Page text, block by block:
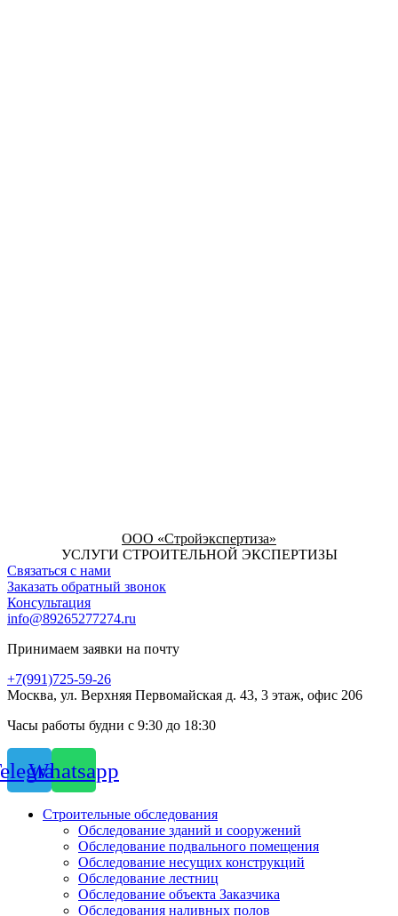
ООО «Стройэкспертиза»
УСЛУГИ СТРОИТЕЛЬНОЙ ЭКСПЕРТИЗЫ
Связаться с нами
Заказать обратный звонок
Консультация
info@89265277274.ru
Принимаем заявки на почту
+7(991)725-59-26
Москва, ул. Верхняя Первомайская д. 43, 3 этаж, офис 206
Часы работы будни с 9:30 до 18:30
Whatsapp
Строительные обследования
Обследование зданий и сооружений
Обследование подвального помещения
Обследование несущих конструкций
Обследование лестниц
Обследование объекта Заказчика
Обследования наливных полов